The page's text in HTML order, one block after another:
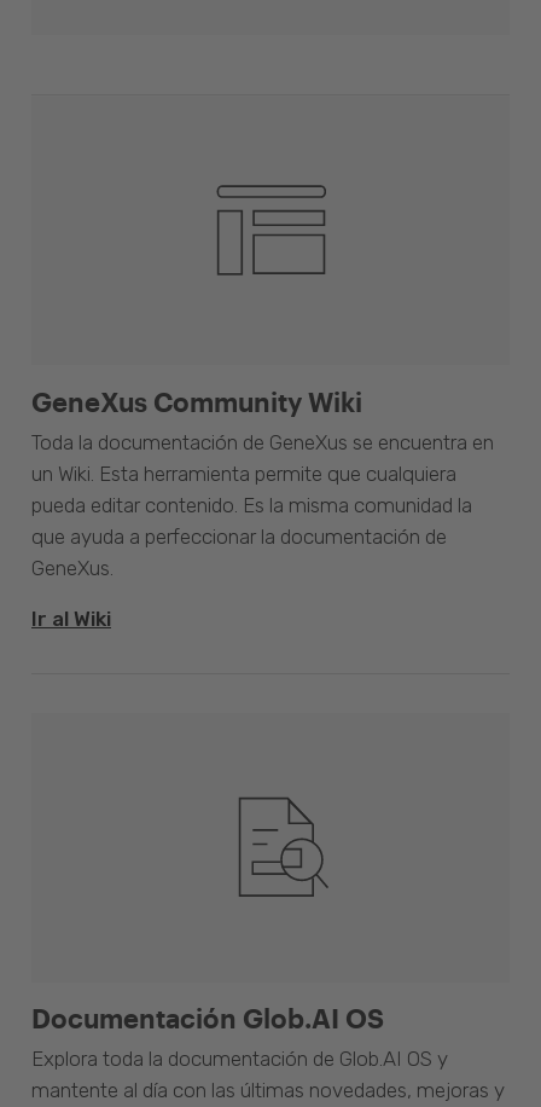
GeneXus Community Wiki
Toda la documentación de GeneXus se encuentra en
un Wiki. Esta herramienta permite que cualquiera
pueda editar contenido. Es la misma comunidad la
que ayuda a perfeccionar la documentación de
GeneXus.
Ir al Wiki
Documentación Glob.AI OS
Explora toda la documentación de Glob.AI OS y
mantente al día con las últimas novedades, mejoras y